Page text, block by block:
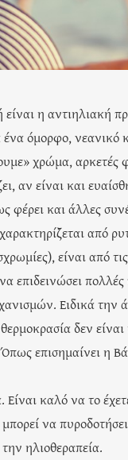
η αντιηλιακή
όμορφο, νεανικό
χρώμα,
αν είναι και
και άλλες
από
είναι από
επιδεινώσει
Ειδικά την
δεν
Όπως επισημαίνει
Είναι καλό να το
να
ηλιοθεραπεία.